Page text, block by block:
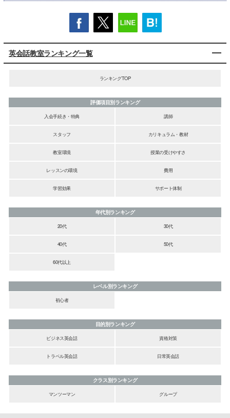
英会話教室ランキング一覧
ランキングTOP
評価項目別ランキング
入会手続き・特典
講師
スタッフ カリキュラム・教材
教室環境 授業の受けやすさ
レッスンの環境 費用
学習効果 サポート体制
年代別ランキング
20代
30代
40代 50代
60代以上
レベル別ランキング
初心者
目的別ランキング
ビジネス英会話
資格対策
トラベル英会話 日常英会話
クラス別ランキング
マンツーマン
グループ